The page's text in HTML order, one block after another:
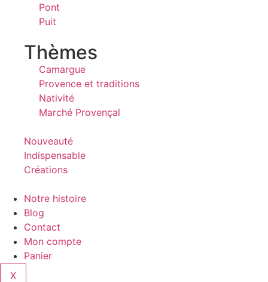
Pont
Puit
Thèmes
Camargue
Provence et traditions
Nativité
Marché Provençal
Nouveauté
Indispensable
Créations
Notre histoire
Blog
Contact
Mon compte
Panier
X